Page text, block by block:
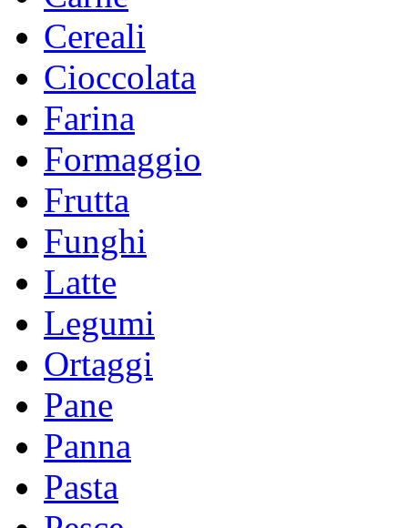
Cereali
Cioccolata
Farina
Formaggio
Frutta
Funghi
Latte
Legumi
Ortaggi
Pane
Panna
Pasta